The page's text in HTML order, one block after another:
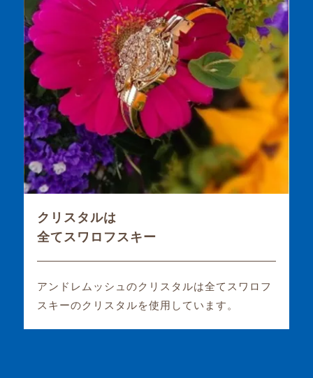
クリスタルは
全てスワロフスキー
アンドレムッシュのクリスタルは全てスワロフ
スキーのクリスタルを使用しています。